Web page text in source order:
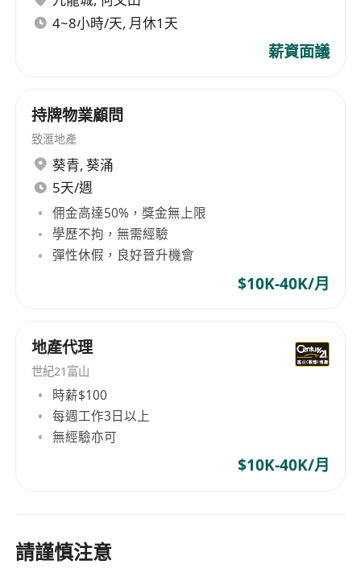
4~8小時/天, 月休1天
薪資面議
持牌物業顧問
致滙地產
葵青, 葵涌
5天/週
佣金高達50%，獎金無上限
學歷不拘，無需經驗
彈性休假，良好晉升機會
$10K-40K/月
地產代理
世紀21富山
時薪$100
每週工作3日以上
無經驗亦可
$10K-40K/月
請謹慎注意